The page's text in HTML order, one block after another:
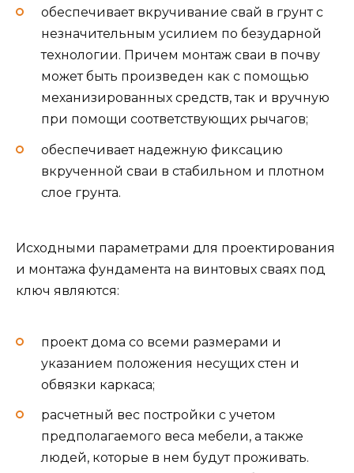
обеспечивает вкручивание свай в грунт с
незначительным усилием по безударной
технологии. Причем монтаж сваи в почву
может быть произведен как с помощью
механизированных средств, так и вручную
при помощи соответствующих рычагов;
обеспечивает надежную фиксацию
вкрученной сваи в стабильном и плотном
слое грунта.
Исходными параметрами для проектирования
и монтажа фундамента на винтовых сваях под
ключ являются:
проект дома со всеми размерами и
указанием положения несущих стен и
обвязки каркаса;
расчетный вес постройки с учетом
предполагаемого веса мебели, а также
людей, которые в нем будут проживать.